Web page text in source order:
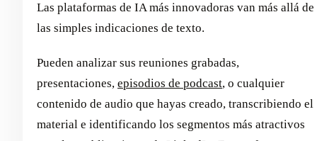
Las plataformas de IA más innovadoras van más allá de
las simples indicaciones de texto.
Pueden analizar sus reuniones grabadas,
presentaciones, episodios de podcast, o cualquier
contenido de audio que hayas creado, transcribiendo el
material e identificando los segmentos más atractivos